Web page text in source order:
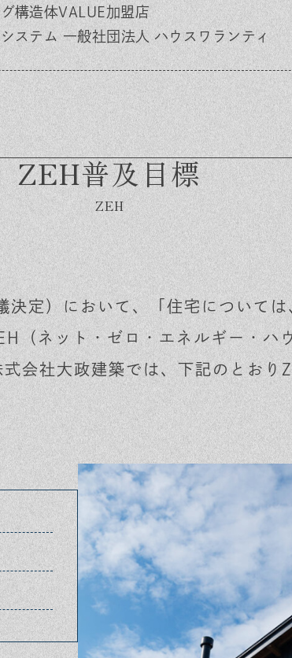
構造体VALUE加盟店
ステム 一般社団法人 ハウスワランティ
ZEH普及目標
定）において、「住宅について
（ネット・ゼロ・エネルギー・ハ
会社大政建築では、下記のとおり